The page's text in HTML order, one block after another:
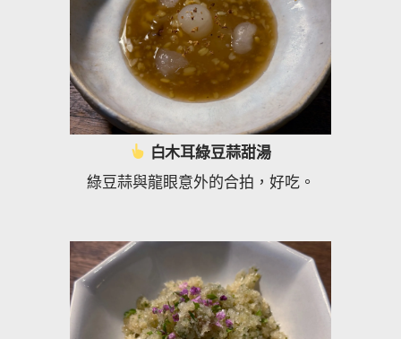
白木耳綠豆蒜甜湯
綠豆蒜與龍眼意外的合拍，好吃。